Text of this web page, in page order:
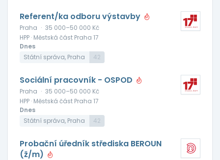
Referent/ka odboru výstavby
Praha · 35 000–50 000 Kč
HPP · Městská část Praha 17
Dnes
Státní správa, Praha
42
Sociální pracovník - OSPOD
Praha · 35 000–50 000 Kč
HPP · Městská část Praha 17
Dnes
Státní správa, Praha
42
Probační úředník střediska BEROUN
(ž/m)